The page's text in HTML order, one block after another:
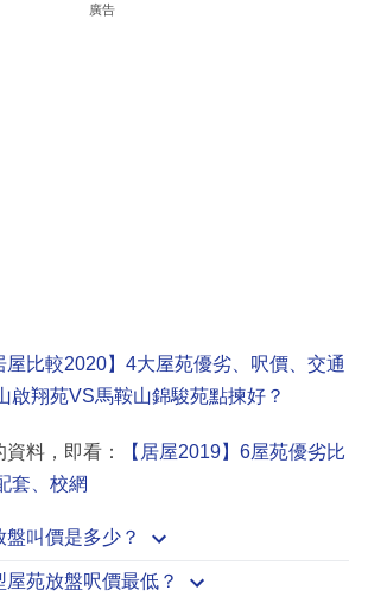
廣告
屋比較2020】4大屋苑優劣、呎價、交通
啟翔苑VS馬鞍山錦駿苑點揀好？
料，即看：
【居屋2019】6屋苑優劣比
套、校網
叫價是多少？
苑放盤呎價最低？